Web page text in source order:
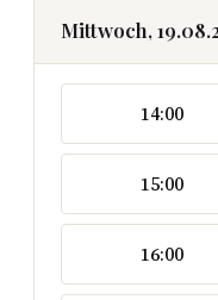
Mittwoch,
14:00
15:00
16:00